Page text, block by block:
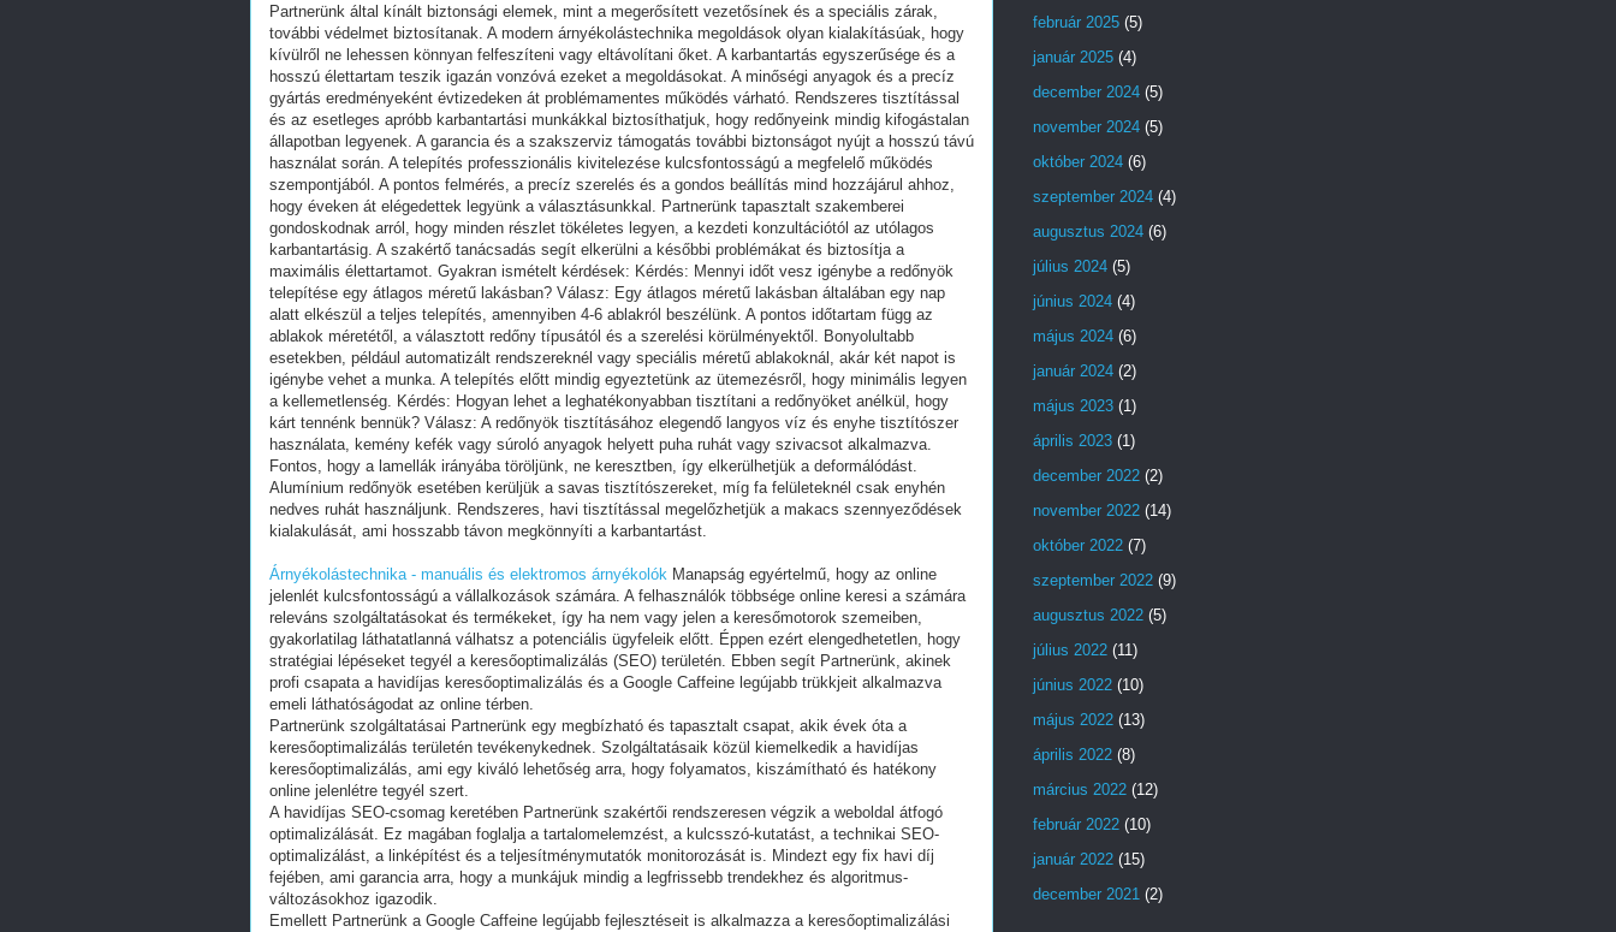
Partnerünk által kínált biztonsági elemek, mint a megerősített vezetősínek és a speciális zárak,
további védelmet biztosítanak. A modern árnyékolástechnika megoldások olyan kialakításúak, hogy
kívülről ne lehessen könnyan felfeszíteni vagy eltávolítani őket. A karbantartás egyszerűsége és a
hosszú élettartam teszik igazán vonzóvá ezeket a megoldásokat. A minőségi anyagok és a precíz
gyártás eredményeként évtizedeken át problémamentes működés várható. Rendszeres tisztítással
és az esetleges apróbb karbantartási munkákkal biztosíthatjuk, hogy redőnyeink mindig kifogástalan
állapotban legyenek. A garancia és a szakszerviz támogatás további biztonságot nyújt a hosszú távú
használat során. A telepítés professzionális kivitelezése kulcsfontosságú a megfelelő működés
szempontjából. A pontos felmérés, a precíz szerelés és a gondos beállítás mind hozzájárul ahhoz,
hogy éveken át elégedettek legyünk a választásunkkal. Partnerünk tapasztalt szakemberei
gondoskodnak arról, hogy minden részlet tökéletes legyen, a kezdeti konzultációtól az utólagos
karbantartásig. A szakértő tanácsadás segít elkerülni a későbbi problémákat és biztosítja a
maximális élettartamot. Gyakran ismételt kérdések: Kérdés: Mennyi időt vesz igénybe a redőnyök
telepítése egy átlagos méretű lakásban? Válasz: Egy átlagos méretű lakásban általában egy nap
alatt elkészül a teljes telepítés, amennyiben 4-6 ablakról beszélünk. A pontos időtartam függ az
ablakok méretétől, a választott redőny típusától és a szerelési körülményektől. Bonyolultabb
esetekben, például automatizált rendszereknél vagy speciális méretű ablakoknál, akár két napot is
igénybe vehet a munka. A telepítés előtt mindig egyeztetünk az ütemezésről, hogy minimális legyen
a kellemetlenség. Kérdés: Hogyan lehet a leghatékonyabban tisztítani a redőnyöket anélkül, hogy
kárt tennénk bennük? Válasz: A redőnyök tisztításához elegendő langyos víz és enyhe tisztítószer
használata, kemény kefék vagy súroló anyagok helyett puha ruhát vagy szivacsot alkalmazva.
Fontos, hogy a lamellák irányába töröljünk, ne keresztben, így elkerülhetjük a deformálódást.
Alumínium redőnyök esetében kerüljük a savas tisztítószereket, míg fa felületeknél csak enyhén
nedves ruhát használjunk. Rendszeres, havi tisztítással megelőzhetjük a makacs szennyeződések
kialakulását, ami hosszabb távon megkönnyíti a karbantartást.
Árnyékolástechnika - manuális és elektromos árnyékolók Manapság egyértelmű, hogy az online
jelenlét kulcsfontosságú a vállalkozások számára. A felhasználók többsége online keresi a számára
releváns szolgáltatásokat és termékeket, így ha nem vagy jelen a keresőmotorok szemeiben,
gyakorlatilag láthatatlanná válhatsz a potenciális ügyfeleik előtt. Éppen ezért elengedhetetlen, hogy
stratégiai lépéseket tegyél a keresőoptimalizálás (SEO) területén. Ebben segít Partnerünk, akinek
profi csapata a havidíjas keresőoptimalizálás és a Google Caffeine legújabb trükkjeit alkalmazva
emeli láthatóságodat az online térben.
Partnerünk szolgáltatásai Partnerünk egy megbízható és tapasztalt csapat, akik évek óta a
keresőoptimalizálás területén tevékenykednek. Szolgáltatásaik közül kiemelkedik a havidíjas
keresőoptimalizálás, ami egy kiváló lehetőség arra, hogy folyamatos, kiszámítható és hatékony
online jelenlétre tegyél szert.
A havidíjas SEO-csomag keretében Partnerünk szakértői rendszeresen végzik a weboldal átfogó
optimalizálását. Ez magában foglalja a tartalomelemzést, a kulcsszó-kutatást, a technikai SEO-
optimalizálást, a linképítést és a teljesítménymutatók monitorozását is. Mindezt egy fix havi díj
fejében, ami garancia arra, hogy a munkájuk mindig a legfrissebb trendekhez és algoritmus-
változásokhoz igazodik.
Emellett Partnerünk a Google Caffeine legújabb fejlesztéseit is alkalmazza a keresőoptimalizálási
február 2025 (5)
január 2025 (4)
december 2024 (5)
november 2024 (5)
október 2024 (6)
szeptember 2024 (4)
augusztus 2024 (6)
július 2024 (5)
június 2024 (4)
május 2024 (6)
január 2024 (2)
május 2023 (1)
április 2023 (1)
december 2022 (2)
november 2022 (14)
október 2022 (7)
szeptember 2022 (9)
augusztus 2022 (5)
július 2022 (11)
június 2022 (10)
május 2022 (13)
április 2022 (8)
március 2022 (12)
február 2022 (10)
január 2022 (15)
december 2021 (2)